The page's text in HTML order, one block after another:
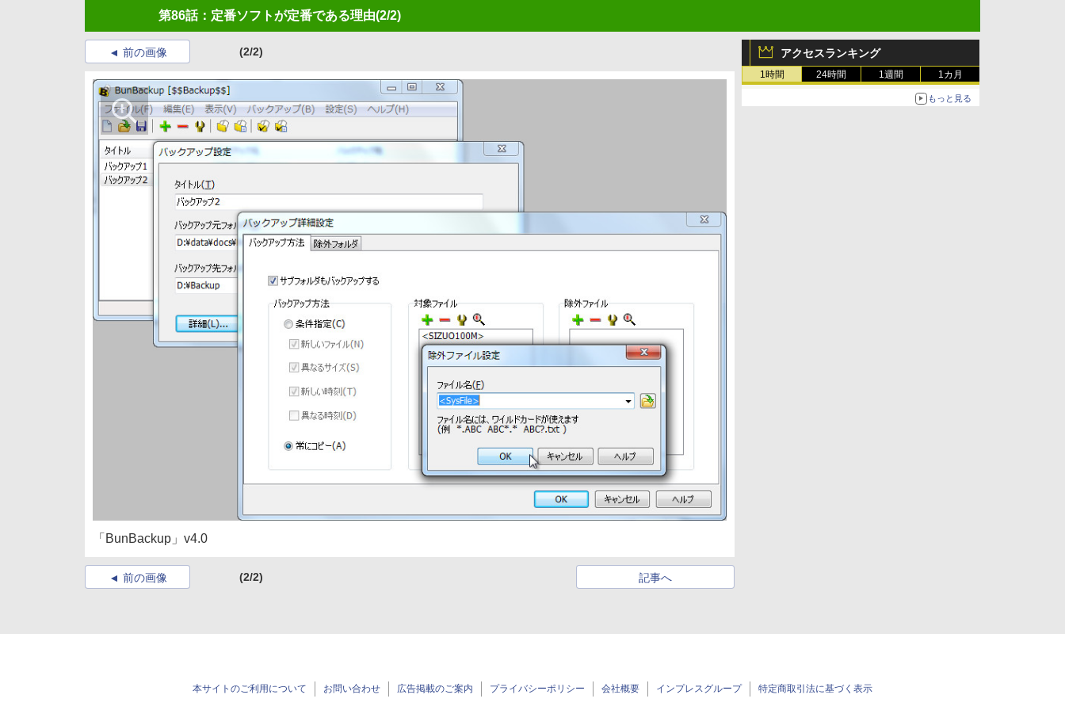
第86話：定番ソフトが定番である理由(2/2)
アクセスランキング
1時間 24時間 1週間 1カ月
もっと見る
前の画像 (2/2)
「BunBackup」v4.0
前の画像 (2/2) 記事へ
本サイトのご利用について お問い合わせ 広告掲載のご案内 プライバシーポリシー 会社概要 インプレスグループ 特定商取引法に基づく表示